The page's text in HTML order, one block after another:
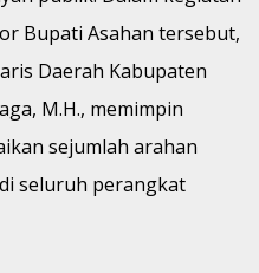
Bupati Asahan tersebut,
Daerah Kabupaten
M.H., memimpin
sejumlah arahan
seluruh perangkat